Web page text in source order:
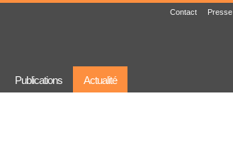
Contact Presse
Publications Actualité